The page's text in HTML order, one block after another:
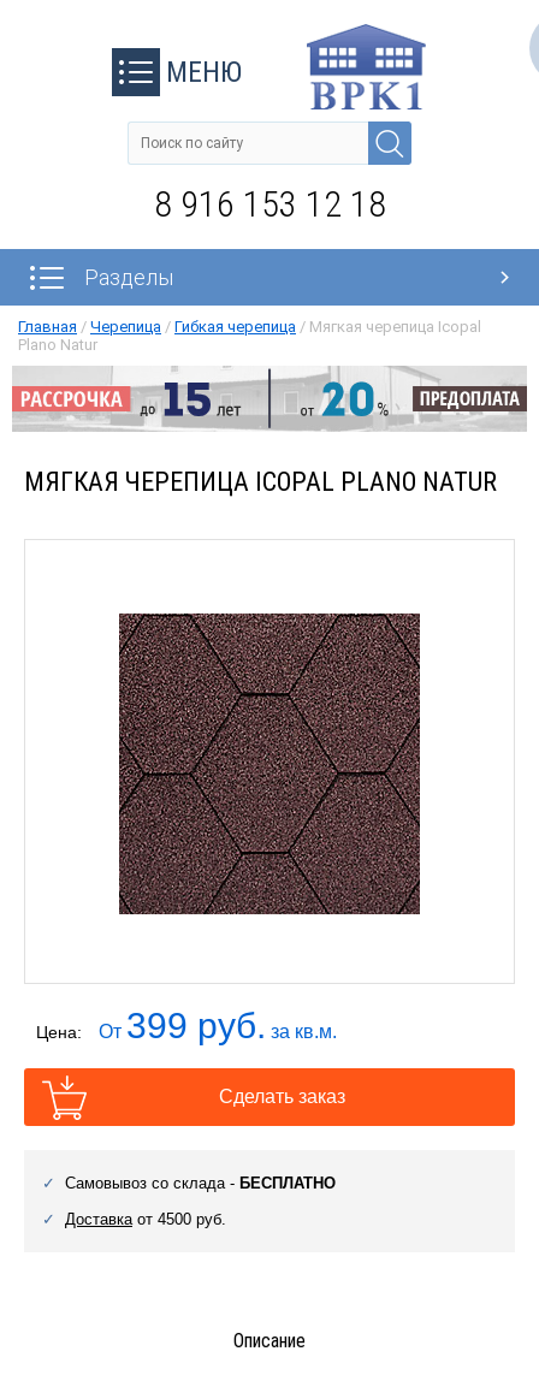
МЕНЮ
8 916 153 12 18
Разделы
Главная / Черепица / Гибкая черепица / Мягкая черепица Icopal
Plano Natur
МЯГКАЯ ЧЕРЕПИЦА ICOPAL PLANO NATUR
Цена: От 399 руб. за кв.м.
Сделать заказ
Самовывоз со склада - БЕСПЛАТНО
Доставкаот 4500 руб.
Описание